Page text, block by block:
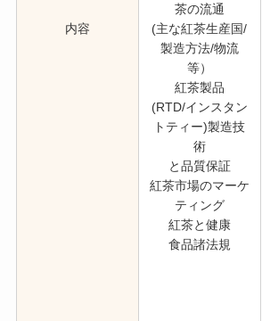
内容
茶の流通
(主な紅茶生産国/
製造方法/物流
等）
紅茶製品
(RTD/インスタン
トティー)製造技
術
と品質保証
紅茶市場のマーケ
ティング
紅茶と健康
食品諸法規